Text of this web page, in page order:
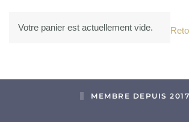
Votre panier est actuellement vide.
MEMBRE DEPUIS 2017